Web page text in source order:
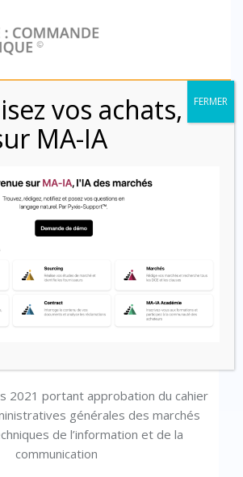
to
content
TIC 2021 –
13
: Commande Publique
du CCAG
2021 portant approbation du cahier
générales des marchés
de l’information et de la
communication
vos achats,
MA-IA
FERMER